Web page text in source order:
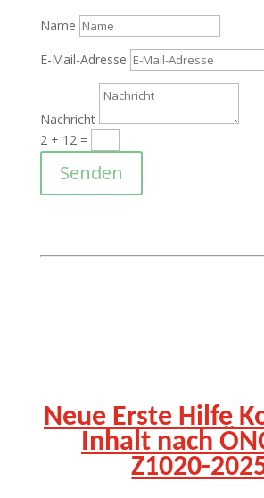
Name
E-Mail-Adresse
Nachricht
2 + 12=
Senden
Neue Erste Hilfe
Inhalt nach
Z1020-